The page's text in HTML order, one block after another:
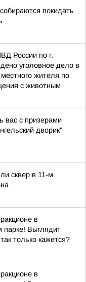
покидать
России по г.
уголовное дело в
жителя по
с животным
вас с призерами
дворик"
сквер в 11-м
в
парке! Выглядит
только кажется?
в